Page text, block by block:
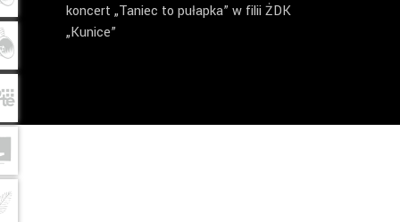
koncert „Taniec to pułapka” w filii ŻDK
„Kunice”